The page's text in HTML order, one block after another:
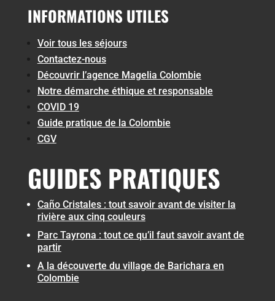
INFORMATIONS UTILES
Voir tous les séjours
Contactez-nous
Découvrir l’agence Magelia Colombie
Notre démarche éthique et responsable
COVID 19
Guide pratique de la Colombie
CGV
GUIDES PRATIQUES
Caño Cristales : tout savoir avant de visiter la
rivière aux cinq couleurs
Parc Tayrona : tout ce qu’il faut savoir avant de
partir
A la découverte du village de Barichara en
Colombie